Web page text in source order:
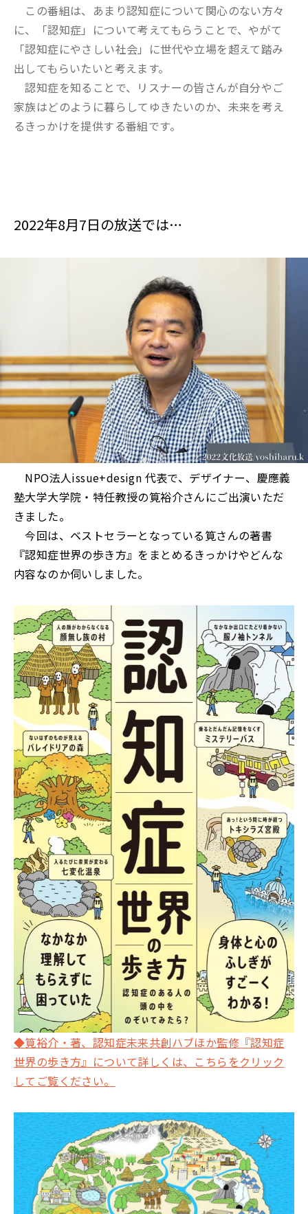
この番組は、あまり認知症について関心のない方々
に、「認知症」について考えてもらうことで、やがて
「認知症にやさしい社会」に世代や立場を超えて踏み
出してもらいたいと考えます。
認知症を知ることで、リスナーの皆さんが自分やご
家族はどのように暮らしてゆきたいのか、未来を考え
るきっかけを提供する番組です。
2022年8月7日の放送では…
NPO法人issue+design 代表で、デザイナー、慶應義
塾大学大学院・特任教授の筧裕介さんにご出演いただ
きました。
今回は、ベストセラーとなっている筧さんの著書
『認知症世界の歩き方』をまとめるきっかけやどんな
内容なのか伺いしました。
◆筧裕介・著、認知症未来共創ハブほか監修『認知症
世界の歩き方』について詳しくは、こちらをクリック
してご覧ください。